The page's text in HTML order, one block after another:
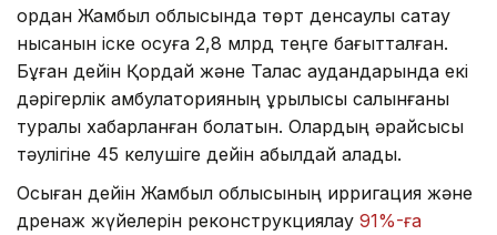
қордан Жамбыл облысында төрт денсаулық сақтау
нысанын іске қосуға 2,8 млрд теңге бағытталған.
Бұған дейін Қордай және Талас аудандарында екі
дәрігерлік амбулаторияның құрылысы салынғаны
туралы хабарланған болатын. Олардың әрқайсысы
тәулігіне 45 келушіге дейін қабылдай алады.
Осыған дейін Жамбыл облысының ирригация және
дренаж жүйелерін реконструкциялау 91%-ға